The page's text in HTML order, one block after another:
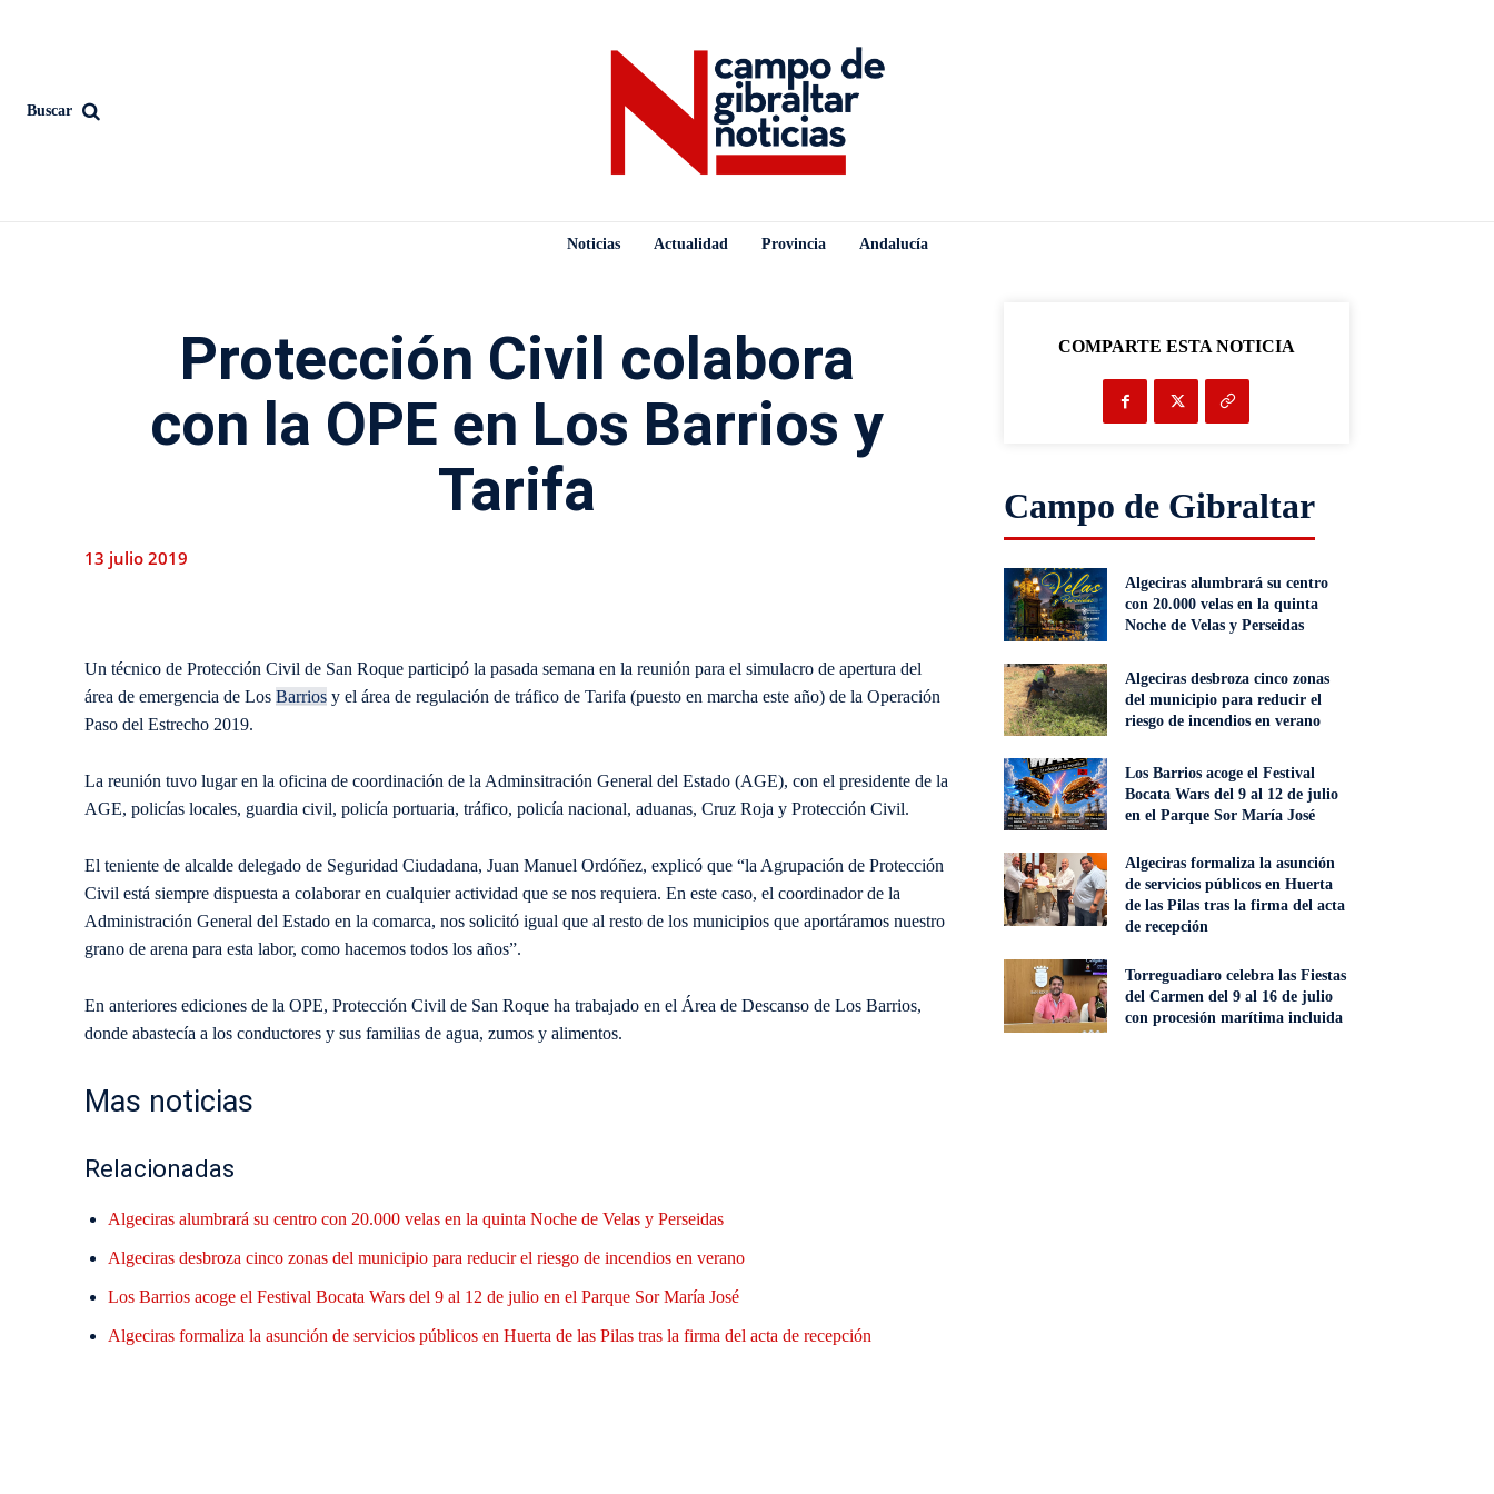
Buscar
Noticias Actualidad Provincia Andalucía
Protección Civil colabora
con la OPE en Los Barrios y
Tarifa
13 julio 2019
Un técnico de Protección Civil de San Roque participó la pasada semana en la reunión para el simulacro de apertura del
área de emergencia de Los Barrios y el área de regulación de tráfico de Tarifa (puesto en marcha este año) de la Operación
Paso del Estrecho 2019.
La reunión tuvo lugar en la oficina de coordinación de la Adminsitración General del Estado (AGE), con el presidente de la
AGE, policías locales, guardia civil, policía portuaria, tráfico, policía nacional, aduanas, Cruz Roja y Protección Civil.
El teniente de alcalde delegado de Seguridad Ciudadana, Juan Manuel Ordóñez, explicó que “la Agrupación de Protección
Civil está siempre dispuesta a colaborar en cualquier actividad que se nos requiera. En este caso, el coordinador de la
Administración General del Estado en la comarca, nos solicitó igual que al resto de los municipios que aportáramos nuestro
grano de arena para esta labor, como hacemos todos los años”.
En anteriores ediciones de la OPE, Protección Civil de San Roque ha trabajado en el Área de Descanso de Los Barrios,
donde abastecía a los conductores y sus familias de agua, zumos y alimentos.
Mas noticias
Relacionadas
Algeciras alumbrará su centro con 20.000 velas en la quinta Noche de Velas y Perseidas
Algeciras desbroza cinco zonas del municipio para reducir el riesgo de incendios en verano
Los Barrios acoge el Festival Bocata Wars del 9 al 12 de julio en el Parque Sor María José
Algeciras formaliza la asunción de servicios públicos en Huerta de las Pilas tras la firma del acta de recepción
COMPARTE ESTA NOTICIA
Campo de Gibraltar
Algeciras alumbrará su centro
con 20.000 velas en la quinta
Noche de Velas y Perseidas
Algeciras desbroza cinco zonas
del municipio para reducir el
riesgo de incendios en verano
Los Barrios acoge el Festival
Bocata Wars del 9 al 12 de julio
en el Parque Sor María José
Algeciras formaliza la asunción
de servicios públicos en Huerta
de las Pilas tras la firma del acta
de recepción
Torreguadiaro celebra las Fiestas
del Carmen del 9 al 16 de julio
con procesión marítima incluida